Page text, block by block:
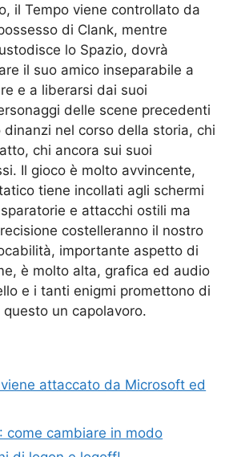
il Tempo viene controllato da
di Clank, mentre
lo Spazio, dovrà
il suo amico inseparabile a
e a liberarsi dai suoi
delle scene precedenti
dinanzi nel corso della storia, chi
chi ancora sui suoi
Il gioco è molto avvincente,
tiene incollati agli schermi
e attacchi ostili ma
costelleranno il nostro
importante aspetto di
è molto alta, grafica ed audio
e i tanti enigmi promettono di
un capolavoro.
viene attaccato da Microsoft ed
come cambiare in modo